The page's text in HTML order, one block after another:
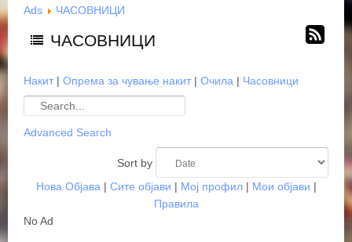
Ads ЧАСОВНИЦИ
ЧАСОВНИЦИ
Накит| Опрема за чување накит| Очила | Часовници
Advanced Search
Sort by
Нова Објава | Сите објави | Мој профил| Мои објави |
Правила
No Ad